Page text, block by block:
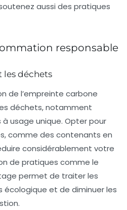
aussi des pratiques
responsable
les déchets
de l’empreinte carbone
déchets, notamment
usage unique. Opter pour
comme des contenants en
considérablement votre
de pratiques comme le
permet de traiter les
écologique et de diminuer les